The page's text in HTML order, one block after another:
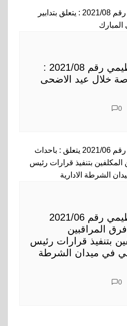
قرار جماعي تنظيمي رقم 2021/08 :
خلال عيد الاضحى
0
قرار جماعي تنظيمي رقم 2021/06
المراقبين
بتنفيذ قرارات رئيس
في ميدان الشرطة
0